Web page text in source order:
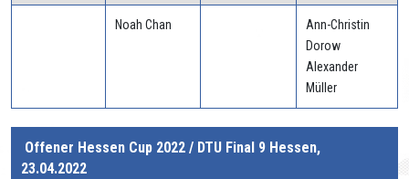
Noah Chan
Ann-Christin
Dorow
Alexander
Müller
Offener Hessen Cup 2022 / DTU Final 9 Hessen,
23.04.2022